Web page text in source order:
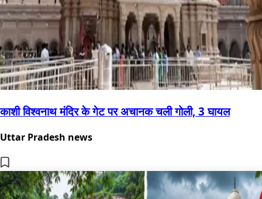
काशी विश्वनाथ मंदिर के गेट पर अचानक चली गोली, 3 घायल
Uttar Pradesh news